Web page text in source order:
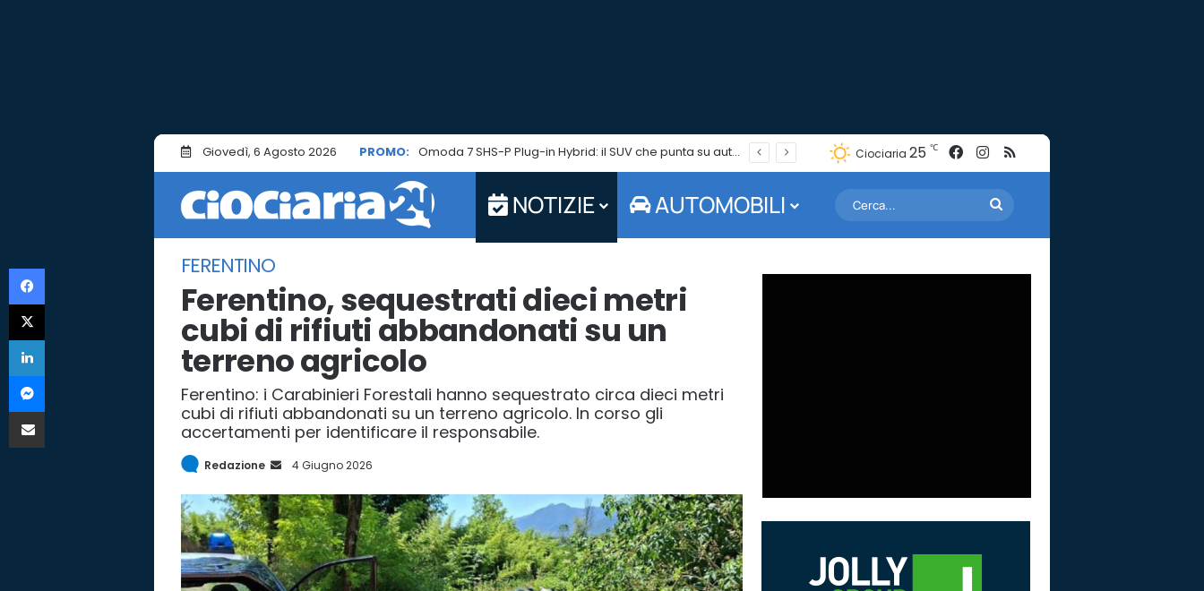
Giovedì, 6 Agosto 2026 PROMO: Omoda 7 SHS-P Plug-in Hybrid: il SUV che punta su autonomia ed efficienza è in promo per tutto agosto Ciociaria 25 ℃ FacebookInstagram
RSS
NOTIZIE AUTOMOBILI
FERENTINO
Ferentino, sequestrati dieci metri
cubi di rifiuti abbandonati su un
terreno agricolo
Ferentino: i Carabinieri Forestali hanno sequestrato circa dieci metri
cubi di rifiuti abbandonati su un terreno agricolo. In corso gli
accertamenti per identificare il responsabile.
Redazione
v
i
a
E
4 Giugno 2026